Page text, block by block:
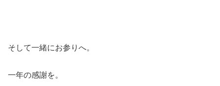
そして一緒にお参りへ。
一年の感謝を。